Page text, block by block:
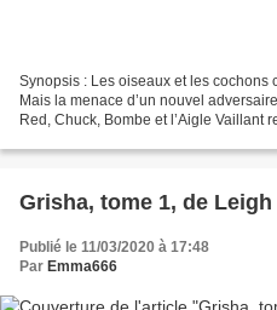
Synopsis : Les oiseaux et les cochons
Mais la menace d’un nouvel
Red, Chuck, Bombe et l’Aigle Vaillant
Grisha, tome 1, de
Publié le 11/03/2020 à 17:48
Par Emma666